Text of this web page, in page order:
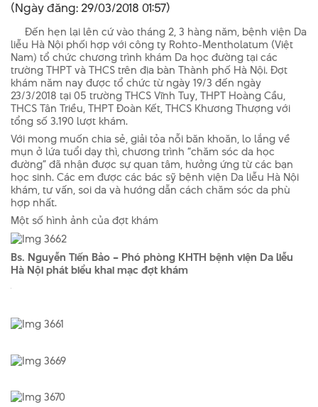
(Ngày đăng: 29/03/2018 01:57)
Đến hẹn lại lên cứ vào tháng 2, 3 hàng năm, bệnh viện Da
liễu Hà Nội phối hợp với công ty Rohto-Mentholatum (Việt
Nam) tổ chức chương trình khám Da học đường tại các
trường THPT và THCS trên địa bàn Thành phố Hà Nội. Đợt
khám năm nay được tổ chức từ ngày 19/3 đến ngày
23/3/2018 tại 05 trường THCS Vĩnh Tuy, THPT Hoàng Cầu,
THCS Tân Triều, THPT Đoàn Kết, THCS Khương Thượng với
tổng số 3.190 lượt khám.
Với mong muốn chia sẻ, giải tỏa nỗi băn khoăn, lo lắng về
mụn ở lứa tuổi dạy thì, chương trình “chăm sóc da học
đường” đã nhận được sự quan tâm, hưởng ứng từ các bạn
học sinh. Các em được các bác sỹ bệnh viện Da liễu Hà Nội
khám, tư vấn, soi da và hướng dẫn cách chăm sóc da phù
hợp nhất.
Một số hình ảnh của đợt khám
Bs. Nguyễn Tiến Bảo – Phó phòng KHTH bệnh viện Da liễu
Hà Nội phát biểu khai mạc đợt khám